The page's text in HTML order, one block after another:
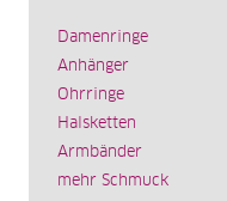
Damenringe
Anhänger
Ohrringe
Halsketten
Armbänder
mehr Schmuck